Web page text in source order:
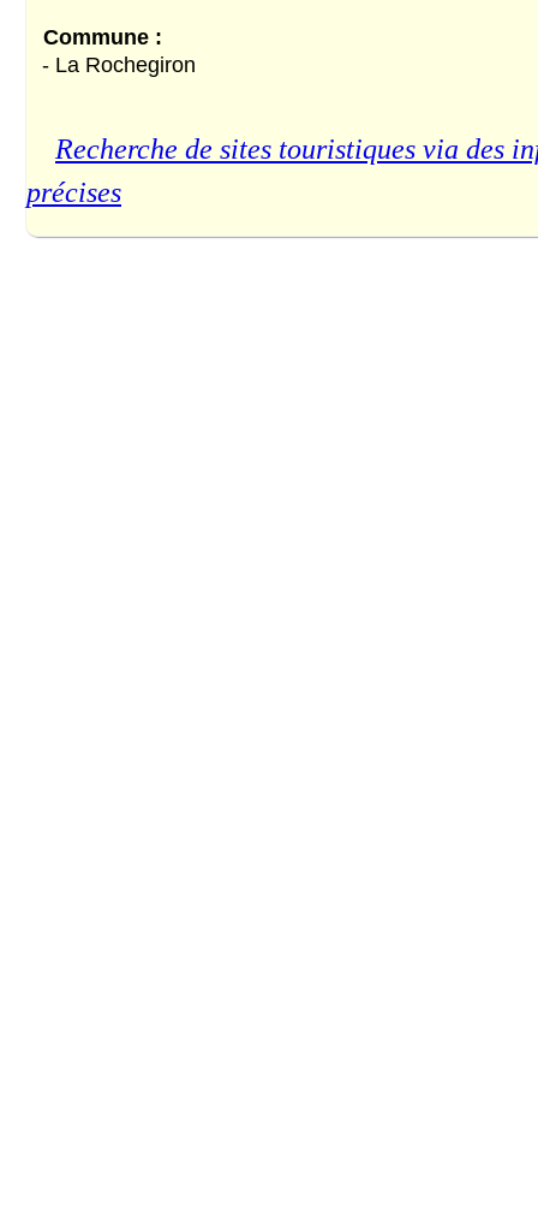
Commune :
- La Rochegiron
Recherche de sites touristiques via des
précises